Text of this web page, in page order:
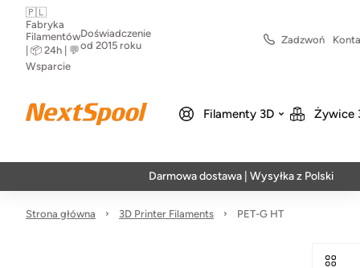
🇵🇱
Fabryka
Filamentów
| 📦 24h | 💬
Wsparcie
Doświadczenie
od 2015 roku
Zadzwoń
Filamenty 3D Żywice
Darmowa dostawa | Wysyłka z Polski |
Strona główna 3D Printer Filaments PET-G HT